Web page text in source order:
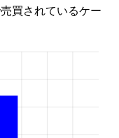
買されているケー